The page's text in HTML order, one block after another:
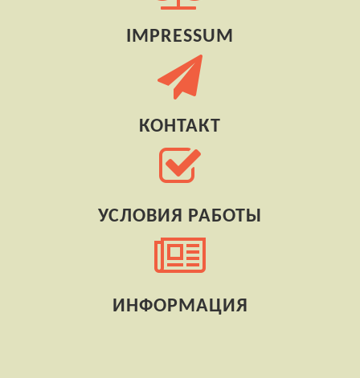
IMPRESSUM
КОНТАКТ
УСЛОВИЯ РАБОТЫ
ИНФОРМАЦИЯ